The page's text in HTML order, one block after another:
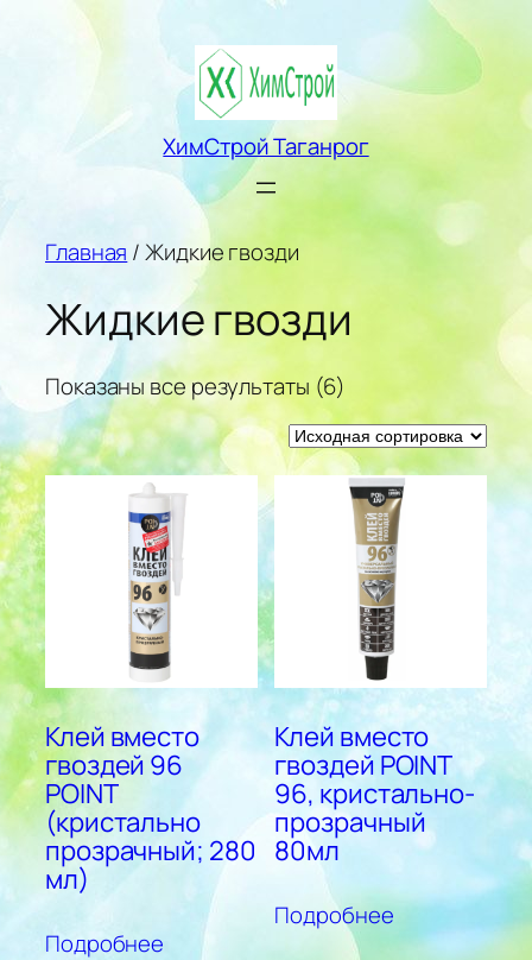
Перейти
ХимСтрой Таганрог
Главная / Жидкие гвозди
Жидкие гвозди
Показаны все результаты (6)
Клей вместо
гвоздей 96
POINT
(кристально
прозрачный; 280
мл)
Подробнее
Клей вместо
гвоздей POINT
96, кристально-
прозрачный
80мл
Подробнее